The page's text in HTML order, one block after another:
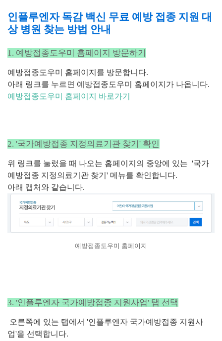
인플루엔자 독감 백신 무료 예방 접종 지원 대
상 병원 찾는 방법 안내
1. 예방접종도우미 홈페이지 방문하기
예방접종도우미 홈페이지를 방문합니다.
아래 링크를 누르면 예방접종도우미 홈페이지가 나옵니다.
예방접종도우미 홈페이지 바로가기
2. '국가예방접종 지정의료기관 찾기' 확인
위 링크를 눌렀을 때 나오는 홈페이지의 중앙에 있는 '국가
예방접종 지정의료기관 찾기' 메뉴를 확인합니다.
아래 캡처와 같습니다.
예방접종도우미 홈페이지
3. '인플루엔자 국가예방접종 지원사업' 탭 선택
오른쪽에 있는 탭에서 '인플루엔자 국가예방접종 지원사
업'을 선택합니다.